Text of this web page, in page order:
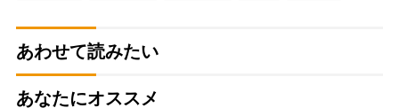
あわせて読みたい
あなたにオススメ